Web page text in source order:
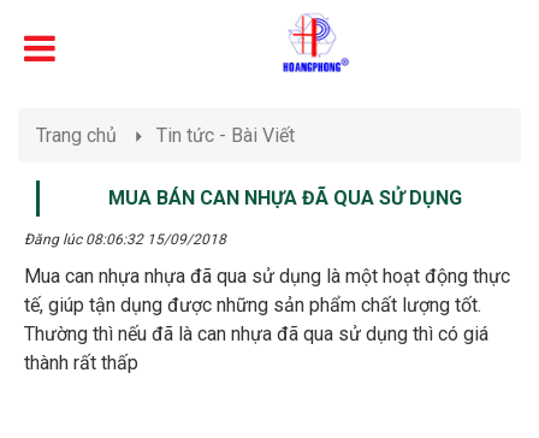
Trang chủ Tin tức - Bài Viết
MUA BÁN CAN NHỰA ĐÃ QUA SỬ DỤNG
Đăng lúc 08:06:32 15/09/2018
Mua can nhựa nhựa đã qua sử dụng là một hoạt động thực
tế, giúp tận dụng được những sản phẩm chất lượng tốt.
Thường thì nếu đã là can nhựa đã qua sử dụng thì có giá
thành rất thấp